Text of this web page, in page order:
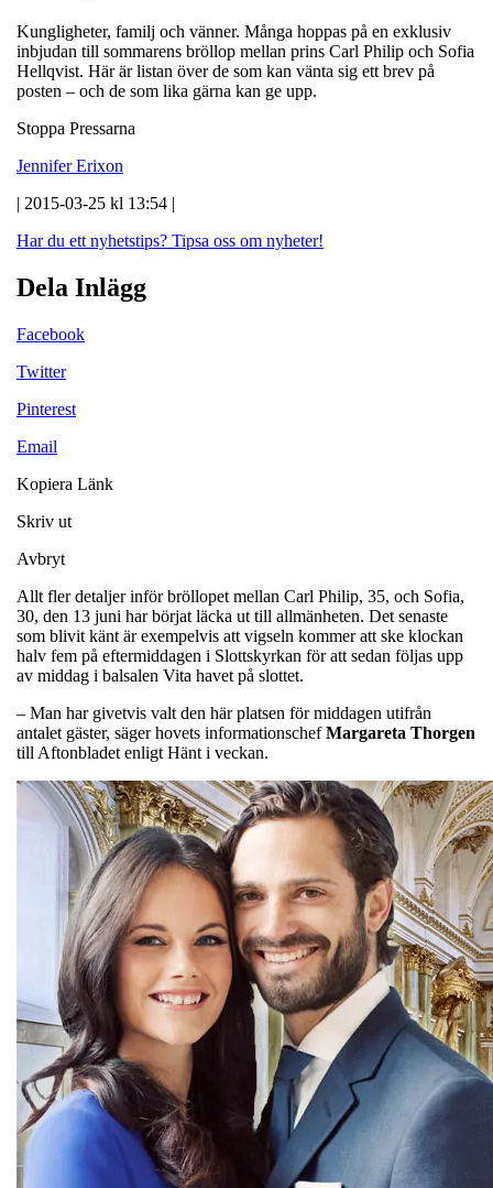
Kungligheter, familj och vänner. Många hoppas på en exklusiv
inbjudan till sommarens bröllop mellan prins Carl Philip och Sofia
Hellqvist. Här är listan över de som kan vänta sig ett brev på
posten – och de som lika gärna kan ge upp.
Stoppa Pressarna
Jennifer Erixon
| 2015-03-25 kl 13:54 |
Har du ett nyhetstips? Tipsa oss om nyheter!
Dela Inlägg
Facebook
Twitter
Pinterest
Email
Kopiera Länk
Skriv ut
Avbryt
Allt fler detaljer inför bröllopet mellan Carl Philip, 35, och Sofia,
30, den 13 juni har börjat läcka ut till allmänheten. Det senaste
som blivit känt är exempelvis att vigseln kommer att ske klockan
halv fem på eftermiddagen i Slottskyrkan för att sedan följas upp
av middag i balsalen Vita havet på slottet.
– Man har givetvis valt den här platsen för middagen utifrån
antalet gäster, säger hovets informationschefMargareta Thorgen
till Aftonbladet enligt Hänt i veckan.